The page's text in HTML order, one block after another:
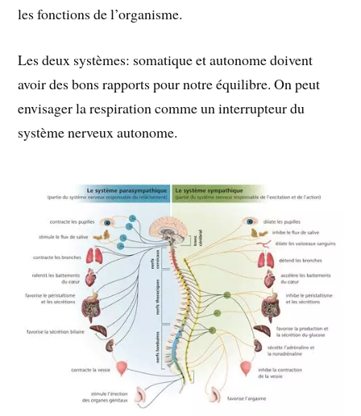
les fonctions de l’organisme.
Les deux systèmes: somatique et autonome doivent
avoir des bons rapports pour notre équilibre. On peut
envisager la respiration comme un interrupteur du
système nerveux autonome.